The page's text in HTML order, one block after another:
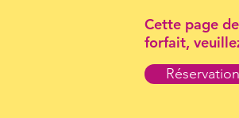
Cette page
forfait,